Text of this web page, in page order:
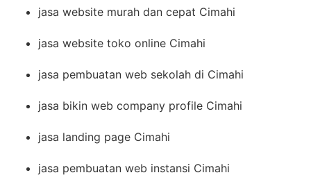
jasa website murah dan cepat Cimahi
jasa website toko online Cimahi
jasa pembuatan web sekolah di Cimahi
jasa bikin web company profile Cimahi
jasa landing page Cimahi
jasa pembuatan web instansi Cimahi